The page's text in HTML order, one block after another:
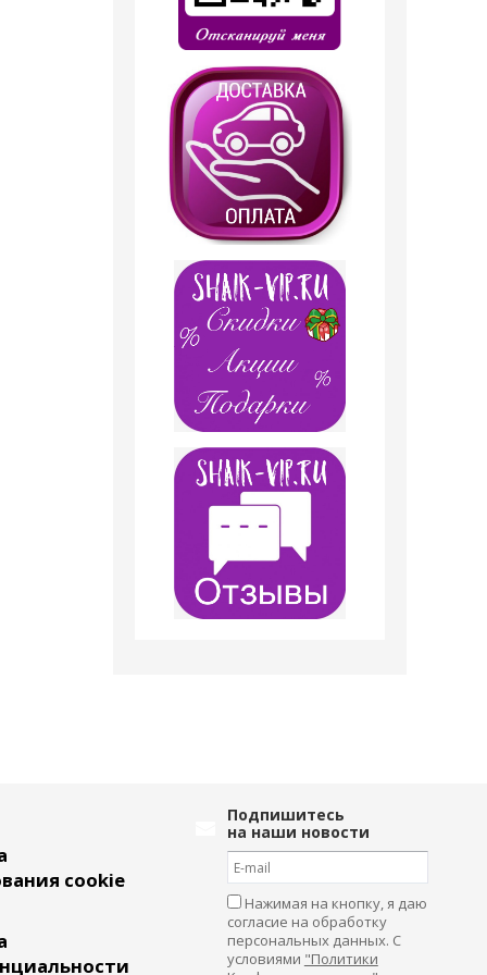
cookie
Подпишитесь
на наши новости
Нажимая на кнопку, я даю
согласие на обработку
персональных данных. С
условиями "Политики